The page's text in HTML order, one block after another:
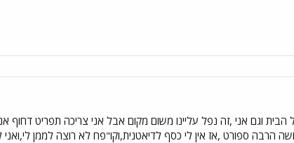
וגם אני ,זה נפל עליינו משום מקום אבל אני צריכה תפריט דחוף
הרבה ספורט ,אז אין לי כסף לדיאטנית,וקו"פח לא רוצה לממן